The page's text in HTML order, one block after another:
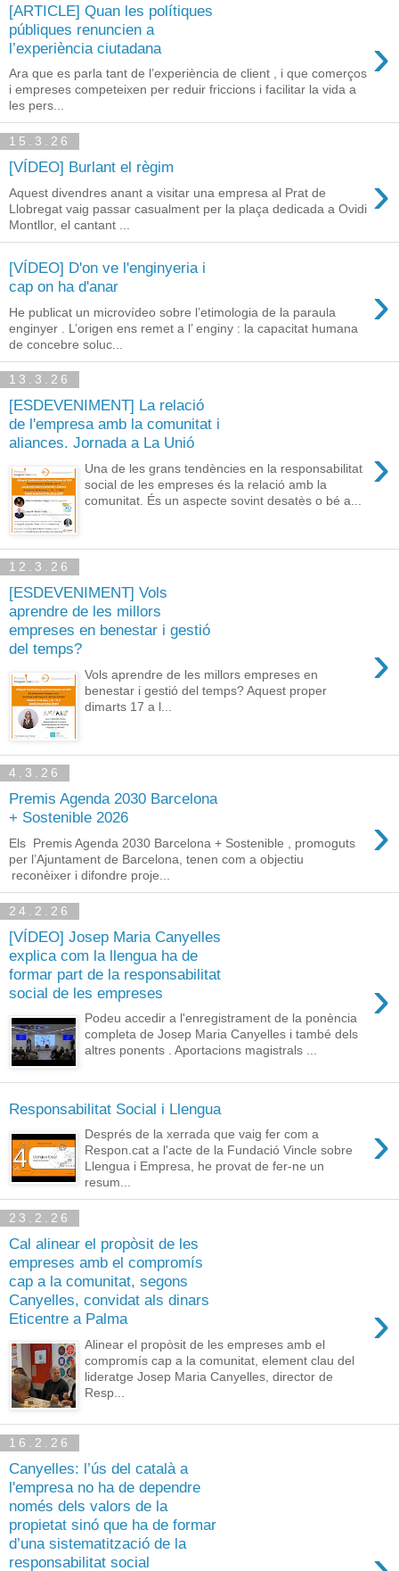
[ARTICLE] Quan les polítiques
públiques renuncien a
l’experiència ciutadana
›
Ara que es parla tant de l’experiència de client , i que comerços
i empreses competeixen per reduir friccions i facilitar la vida a
les pers...
15.3.26
[VÍDEO] Burlant el règim ›
Aquest divendres anant a visitar una empresa al Prat de
Llobregat vaig passar casualment per la plaça dedicada a Ovidi
Montllor, el cantant ...
[VÍDEO] D'on ve l'enginyeria i
cap on ha d'anar
›
He publicat un microvídeo sobre l’etimologia de la paraula
enginyer . L’origen ens remet a l’ enginy : la capacitat humana
de concebre soluc...
13.3.26
[ESDEVENIMENT] La relació
de l'empresa amb la comunitat i
aliances. Jornada a La Unió
›
Una de les grans tendències en la responsabilitat
social de les empreses és la relació amb la
comunitat. És un aspecte sovint desatès o bé a...
12.3.26
[ESDEVENIMENT] Vols
aprendre de les millors
empreses en benestar i gestió
del temps?
›
Vols aprendre de les millors empreses en
benestar i gestió del temps? Aquest proper
dimarts 17 a l...
4.3.26
Premis Agenda 2030 Barcelona
+ Sostenible 2026
›
Els Premis Agenda 2030 Barcelona + Sostenible , promoguts
per l’Ajuntament de Barcelona, tenen com a objectiu
reconèixer i difondre proje...
24.2.26
[VÍDEO] Josep Maria Canyelles
explica com la llengua ha de
formar part de la responsabilitat
social de les empreses
›
Podeu accedir a l'enregistrament de la ponència
completa de Josep Maria Canyelles i també dels
altres ponents . Aportacions magistrals ...
Responsabilitat Social i Llengua
›
Després de la xerrada que vaig fer com a
Respon.cat a l'acte de la Fundació Vincle sobre
Llengua i Empresa, he provat de fer-ne un
resum...
23.2.26
Cal alinear el propòsit de les
empreses amb el compromís
cap a la comunitat, segons
Canyelles, convidat als dinars
Eticentre a Palma
›
Alinear el propòsit de les empreses amb el
compromís cap a la comunitat, element clau del
lideratge Josep Maria Canyelles, director de
Resp...
16.2.26
Canyelles: l’ús del català a
l'empresa no ha de dependre
només dels valors de la
propietat sinó que ha de formar
d’una sistematització de la
responsabilitat social